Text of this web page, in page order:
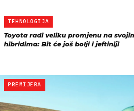
TEHNOLOGIJA
Toyota radi veliku promjenu na
hibridima: Bit će još bolji i jeftiniji
PREMIJERA